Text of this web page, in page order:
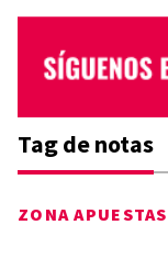
Tag de notas
ZONA APUESTAS